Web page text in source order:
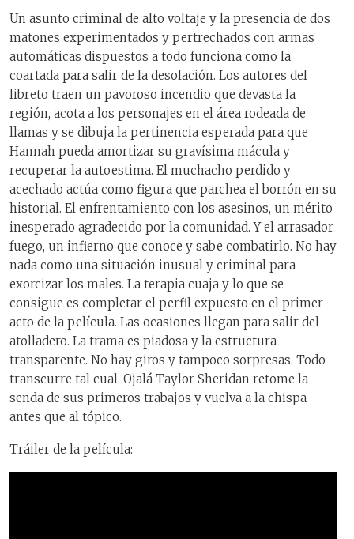
Un asunto criminal de alto voltaje y la presencia de dos
matones experimentados y pertrechados con armas
automáticas dispuestos a todo funciona como la
coartada para salir de la desolación. Los autores del
libreto traen un pavoroso incendio que devasta la
región, acota a los personajes en el área rodeada de
llamas y se dibuja la pertinencia esperada para que
Hannah pueda amortizar su gravísima mácula y
recuperar la autoestima. El muchacho perdido y
acechado actúa como figura que parchea el borrón en su
historial. El enfrentamiento con los asesinos, un mérito
inesperado agradecido por la comunidad. Y el arrasador
fuego, un infierno que conoce y sabe combatirlo. No hay
nada como una situación inusual y criminal para
exorcizar los males. La terapia cuaja y lo que se
consigue es completar el perfil expuesto en el primer
acto de la película. Las ocasiones llegan para salir del
atolladero. La trama es piadosa y la estructura
transparente. No hay giros y tampoco sorpresas. Todo
transcurre tal cual. Ojalá Taylor Sheridan retome la
senda de sus primeros trabajos y vuelva a la chispa
antes que al tópico.
Tráiler de la película: